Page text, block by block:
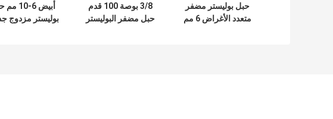
حبل بوليستر مضفر
متعدد الأغراض 6 مم
3/8 بوصة 100 قدم
حبل مضفر البوليستر
أبيض 6-10
بوليستر مزدوج